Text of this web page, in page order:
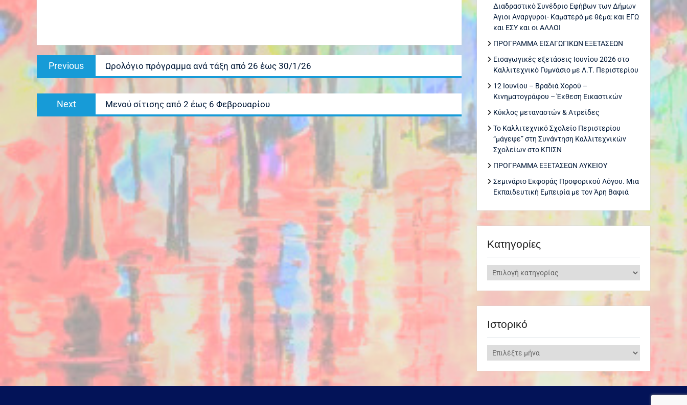
Πλοήγηση
άρθρων
Previous
Previous
post:
Ωρολόγιο πρόγραμμα ανά τάξη από 26 έως 30/1/26
Next
post:
Μενού σίτισης από 2 έως 6 Φεβρουαρίου
Διαδραστικό Συνέδριο Εφήβων των Δήμων
Άγιοι Αναργυροι- Καματερό με θέμα: και ΕΓΩ
και ΕΣΥ και οι ΑΛΛΟΙ
ΠΡΟΓΡΑΜΜΑ ΕΙΣΑΓΩΓΙΚΩΝ ΕΞΕΤΑΣΕΩΝ
Εισαγωγικές εξετάσεις Ιουνίου 2026 στο
Καλλιτεχνικό Γυμνάσιο με Λ.Τ. Περιστερίου
12 Ιουνίου – Βραδιά Χορού –
Κινηματογράφου – Έκθεση Εικαστικών
Κύκλος μεταναστών & Ατρείδες
Το Καλλιτεχνικό Σχολείο Περιστερίου
“μάγεψε” στη Συνάντηση Καλλιτεχνικών
Σχολείων στο ΚΠΙΣΝ
ΠΡΟΓΡΑΜΜΑ ΕΞΕΤΑΣΕΩΝ ΛΥΚΕΙΟΥ
Σεμινάριο Εκφοράς Προφορικού Λόγου. Μια
Εκπαιδευτική Εμπειρία με τον Άρη Βαφιά
Kατηγορίες
Kατηγορίες
Ιστορικό
Ιστορικό